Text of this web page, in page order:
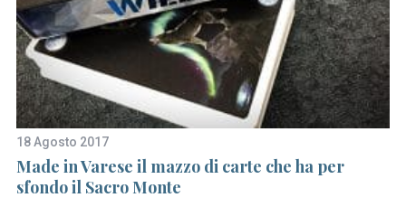
18 Agosto 2017
Made in Varese il mazzo di carte che ha per
sfondo il Sacro Monte